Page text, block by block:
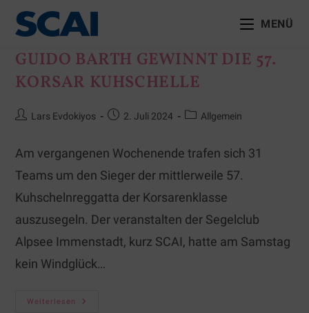
MENÜ
GUIDO BARTH GEWINNT DIE 57.
KORSAR KUHSCHELLE
Lars Evdokiyos 2. Juli 2024 Allgemein
Am vergangenen Wochenende trafen sich 31
Teams um den Sieger der mittlerweile 57.
Kuhschelnreggatta der Korsarenklasse
auszusegeln. Der veranstalten der Segelclub
Alpsee Immenstadt, kurz SCAI, hatte am Samstag
kein Windglück…
Weiterlesen